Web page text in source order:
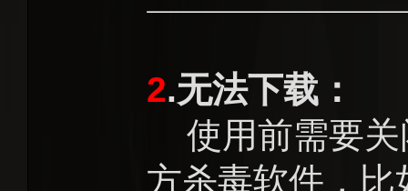
2.无法下载：
使用前需要关
方杀毒软件，